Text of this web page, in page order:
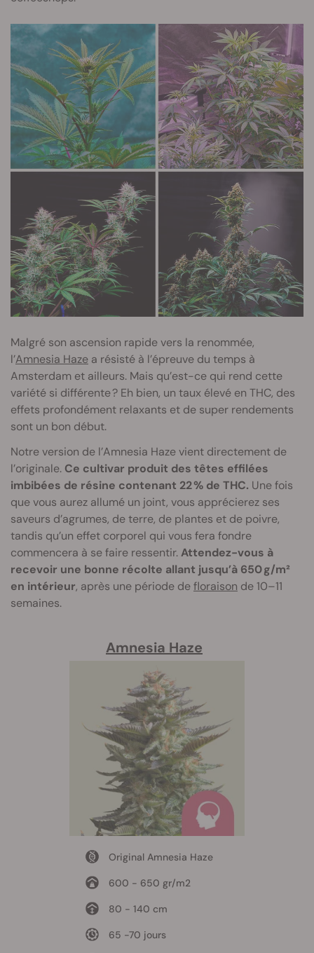
Malgré son ascension rapide vers la renommée,
l’Amnesia Haze a résisté à l’épreuve du temps à
Amsterdam et ailleurs. Mais qu’est-ce qui rend cette
variété si différente ? Eh bien, un taux élevé en THC, des
effets profondément relaxants et de super rendements
sont un bon début.
Notre version de l’Amnesia Haze vient directement de
l’originale. Ce cultivar produit des têtes effilées
imbibées de résine contenant 22 % de THC. Une fois
que vous aurez allumé un joint, vous apprécierez ses
saveurs d’agrumes, de terre, de plantes et de poivre,
tandis qu’un effet corporel qui vous fera fondre
commencera à se faire ressentir.Attendez-vous à
recevoir une bonne récolte allant jusqu’à 650 g/m²
en intérieur, après une période defloraison de 10–11
semaines.
Amnesia Haze
Original Amnesia Haze
600 - 650 gr/m2
80 - 140 cm
65 -70 jours